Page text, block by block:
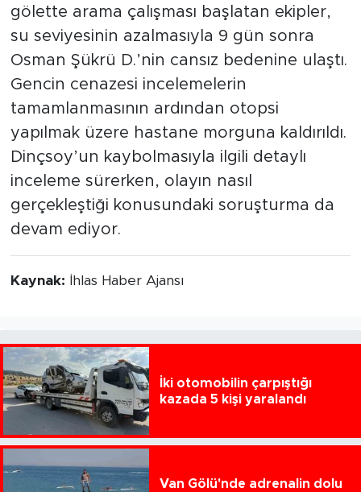
gölette arama çalışması başlatan ekipler,
su seviyesinin azalmasıyla 9 gün sonra
Osman Şükrü D.’nin cansız bedenine ulaştı.
Gencin cenazesi incelemelerin
tamamlanmasının ardından otopsi
yapılmak üzere hastane morguna kaldırıldı.
Dinçsoy’un kaybolmasıyla ilgili detaylı
inceleme sürerken, olayın nasıl
gerçekleştiği konusundaki soruşturma da
devam ediyor.
Kaynak: İhlas Haber Ajansı
İki otomobilin çarpıştığı
kazada 5 kişi yaralandı
Van Gölü'nde adrenalin dolu